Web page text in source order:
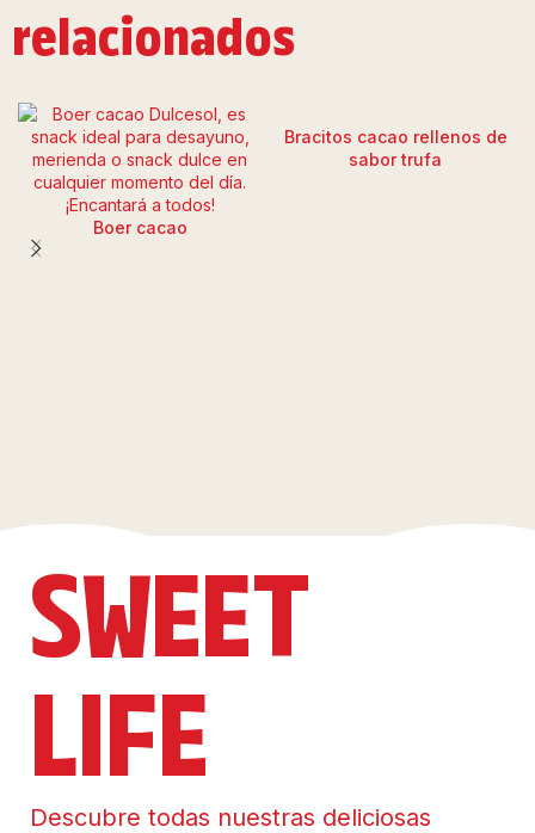
relacionados
Boer cacao
Bracitos cacao rellenos de
sabor trufa
SWEET
LIFE
Descubre todas nuestras deliciosas